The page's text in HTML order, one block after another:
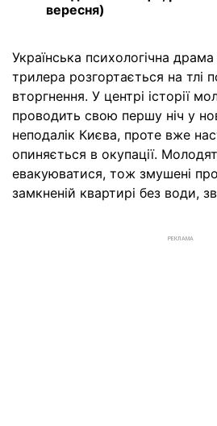
вересня)
Українська психологічна
трилера розгортається на тлі
вторгнення. У центрі історії
проводить свою першу ніч у
неподалік Києва, проте вже
опиняється в окупації.
евакуюватися, тож змушені
замкненій квартирі без води,
РЕКЛАМА